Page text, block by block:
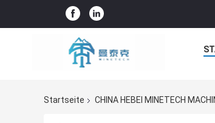
Startseite CHINA HEBEI MINETECH